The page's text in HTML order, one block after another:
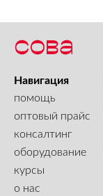
Навигация
помощь
оптовый прайс
оборудование
консалтинг
курсы
о нас